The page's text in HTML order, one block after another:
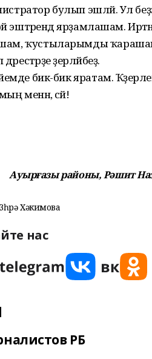
булып эшләй. Ул
өй эштәрендә ярҙамлашам.
ҡустыларымды ҡарашам.
дәрестәрҙе әҙерләйбеҙ.
бик-бик яратам.
менән, әсәй!
Ауырғазы районы, Рәшит
Хәкимова
нас
РБ